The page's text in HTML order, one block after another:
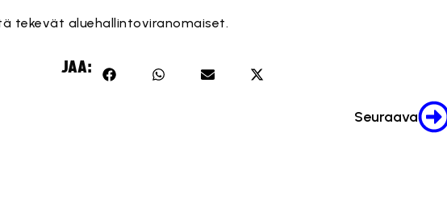
tekevät aluehallintoviranomaiset.
JAA:
Seuraava